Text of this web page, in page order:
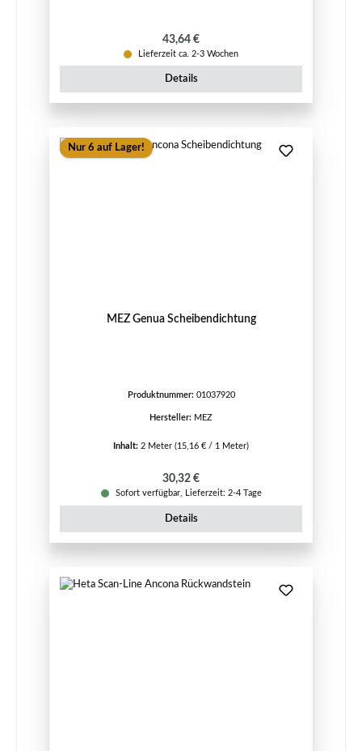
Regulärer Preis:
43,64 €
Lieferzeit ca. 2-3 Wochen
Details
Nur 6 auf Lager!
MEZ Genua Scheibendichtung
Produktnummer: 01037920
Hersteller: MEZ
Inhalt: 2 Meter (15,16 € / 1 Meter)
Regulärer Preis:
30,32 €
Sofort verfügbar, Lieferzeit: 2-4 Tage
Details